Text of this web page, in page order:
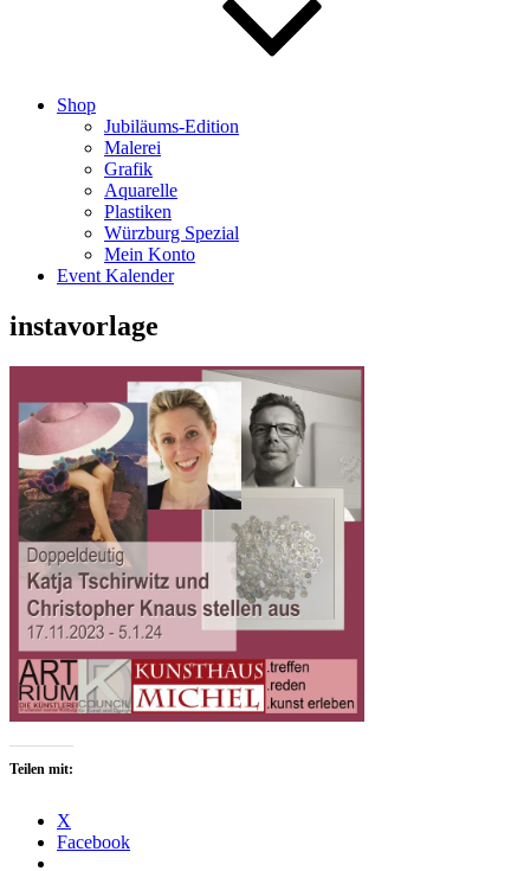
Shop
Jubiläums-Edition
Malerei
Grafik
Aquarelle
Plastiken
Würzburg Spezial
Mein Konto
Event Kalender
instavorlage
Teilen mit:
X
Facebook